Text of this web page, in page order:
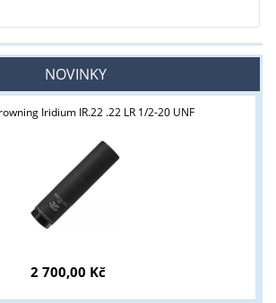
NOVINKY
Iridium IR.22 .22 LR 1/2-20 UNF
2 700,00 Kč